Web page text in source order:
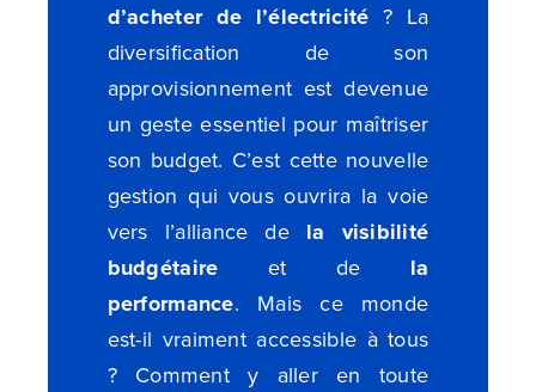
d’acheter de l’électricité ? La
diversification de son
approvisionnement est devenue
un geste essentiel pour maîtriser
son budget. C’est cette nouvelle
gestion qui vous ouvrira la voie
vers l’alliance de la visibilité
budgétaire et de la
performance. Mais ce monde
est-il vraiment accessible à tous
? Comment y aller en toute